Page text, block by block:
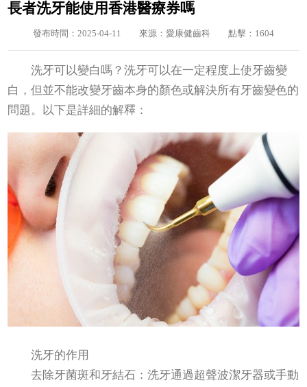
長者洗牙能使用香港醫療券嗎
發布時間：2025-04-11 來源：愛康健齒科 點擊：1604
洗牙可以變白嗎？洗牙可以在一定程度上使牙齒變
白，但並不能改變牙齒本身的顏色或解決所有牙齒變色的
問題。以下是詳細的解釋：
洗牙的作用
去除牙菌斑和牙結石：洗牙通過超聲波潔牙器或手動